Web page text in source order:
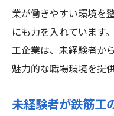
鉄筋工の未来
松戸駅周辺
年齢や背景
魅力
を始めるメリット
業が働きやすい環境を
にも力を入れています
工企業は、未経験者か
魅力的な職場環境を提
未経験者が鉄筋工